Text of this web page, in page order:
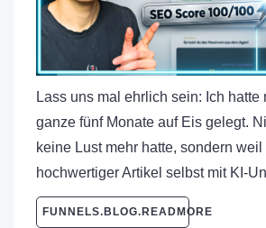
Lass uns mal ehrlich sein: Ich hatte
ganze fünf Monate auf Eis gelegt.
keine Lust mehr hatte, sondern
hochwertiger Artikel selbst mit KI-
FUNNELS.BLOG.READMORE